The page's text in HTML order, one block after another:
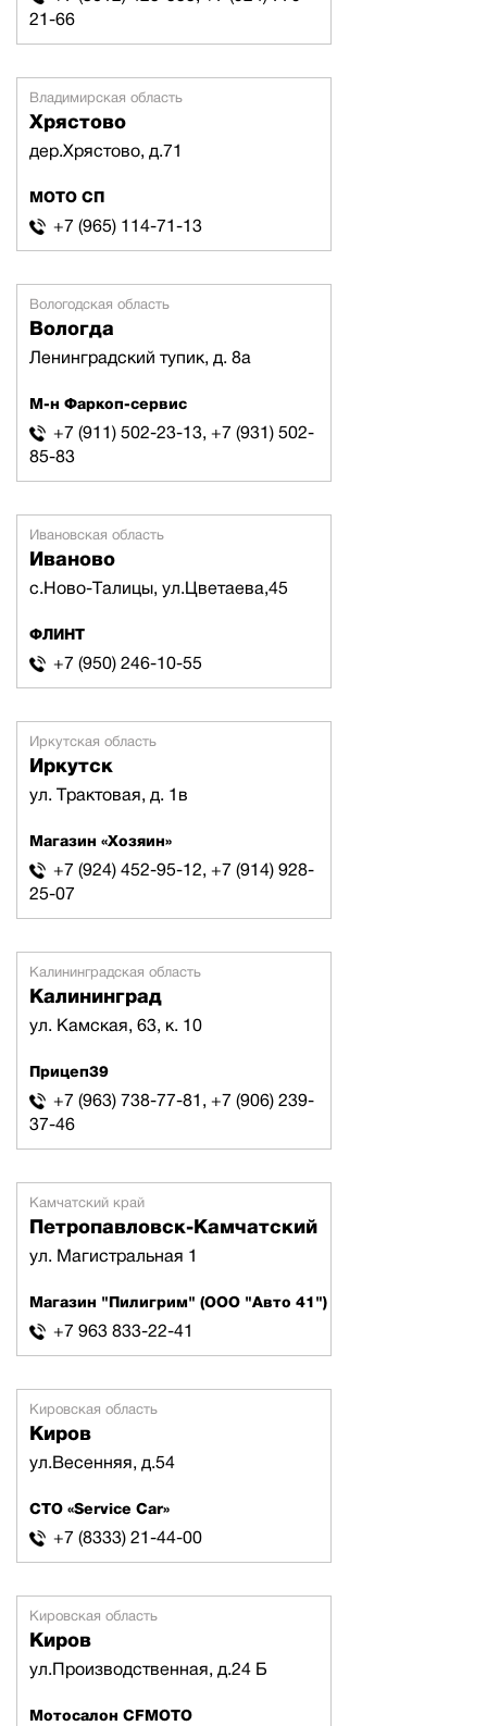
21-66
Владимирская область
Хрястово
дер.Хрястово, д.71
МОТО СП
+7 (965) 114-71-13
Вологодская область
Вологда
Ленинградский тупик, д. 8а
М-н Фаркоп-сервис
+7 (911) 502-23-13, +7 (931) 502-
85-83
Ивановская область
Иваново
с.Ново-Талицы, ул.Цветаева,45
ФЛИНТ
+7 (950) 246-10-55
Иркутская область
Иркутск
ул. Трактовая, д. 1в
Магазин «Хозяин»
+7 (924) 452-95-12, +7 (914) 928-
25-07
Калининградская область
Калининград
ул. Камская, 63, к. 10
Прицеп39
+7 (963) 738-77-81, +7 (906) 239-
37-46
Камчатский край
Петропавловск-Камчатский
ул. Магистральная 1
Магазин "Пилигрим" (ООО "Авто 41")
+7 963 833-22-41
Кировская область
Киров
ул.Весенняя, д.54
СТО «Service Car»
+7 (8333) 21-44-00
Кировская область
Киров
ул.Производственная, д.24 Б
Мотосалон CFMOTO